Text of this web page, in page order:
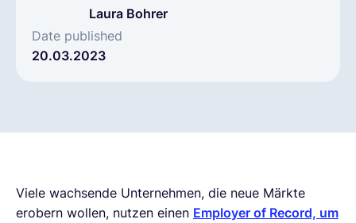
Laura Bohrer
Date published
20.03.2023
Viele wachsende Unternehmen, die neue Märkte
erobern wollen, nutzen einen Employer of Record, um